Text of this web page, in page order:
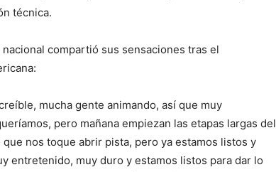
técnica.
compartió sus sensaciones tras el
mucha gente animando, así que muy
pero mañana empiezan las etapas largas del
nos toque abrir pista, pero ya estamos listos y
entretenido, muy duro y estamos listos para dar lo